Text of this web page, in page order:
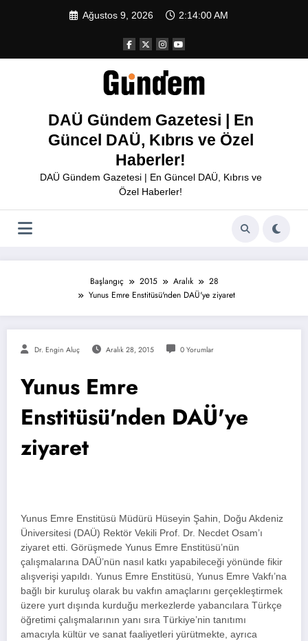
Ağustos 9, 2026 2:14:00 AM
DAÜ Gündem Gazetesi | En
Güncel DAÜ, Kıbrıs ve Özel
Haberler!
DAÜ Gündem Gazetesi | En Güncel DAÜ, Kıbrıs ve
Özel Haberler!
Başlangıç 2015 Aralık
28
Yunus Emre Enstitüsü'nden DAÜ'ye ziyaret
Dr. Engin Aluç Aralık 28, 2015 0 Yorumlar
Yunus Emre
Enstitüsü'nden DAÜ'ye
ziyaret
Yunus Emre Enstitüsü Müdürü Hüseyin Şahin, Doğu Akdeniz
Üniversitesi (DAÜ) Rektör Vekili Prof. Dr. Necdet Osam’ı
ziyaret etti. Görüşmede Yunus Emre Enstitüsü’nün
çalışmalarına DAÜ’nün nasıl katkı yapabileceği yönünde fikir
alışverişi yapıldı. Yunus Emre Enstitüsü, Yunus Emre Vakfı’na
bağlı bir kuruluş olarak bu vakfın amaçlarını gerçekleştirmek
üzere yurt dışında kurduğu merkezlerde yabancılara Türkçe
öğretimi çalışmalarının yanı sıra Türkiye’nin tanıtımı
amacıyla kültür ve sanat faaliyetleri yürütmekte, ayrıca